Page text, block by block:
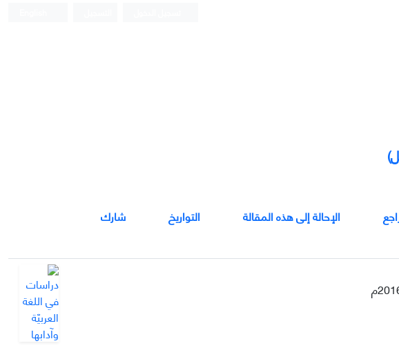
الإحالة إلى هذه المقالة التواريخ
شارك